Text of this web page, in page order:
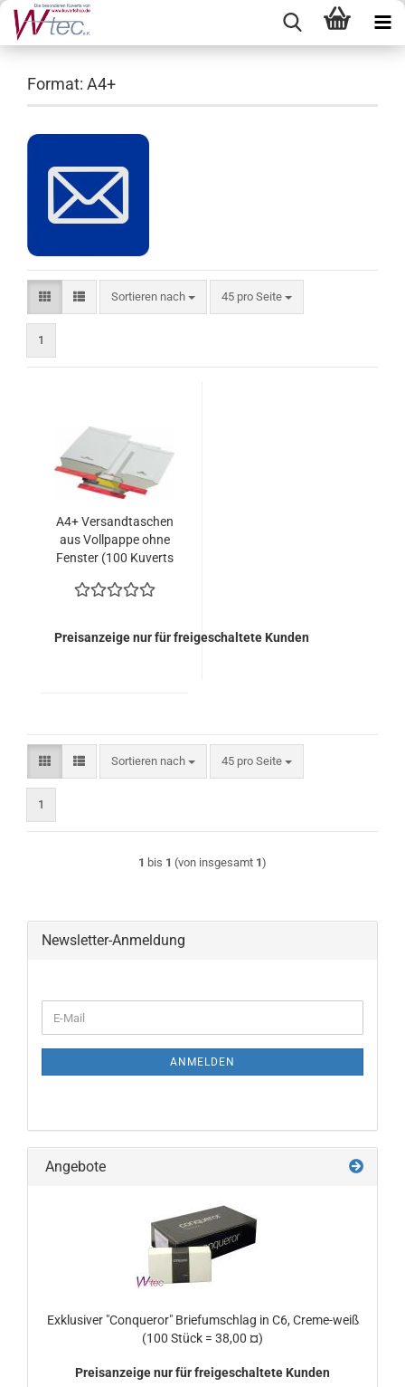
Format: A4+
Sortieren nach
Sortieren nach 45 pro Seite
pro Seite
1
A4+ Versandtaschen
aus Vollpappe ohne
Fenster (100 Kuverts
Preisanzeige nur für freigeschaltete Kunden
Sortieren nach
Sortieren nach 45 pro Seite
pro Seite
1
1 bis 1 (von insgesamt 1)
Newsletter-Anmeldung
ZUR
E-
Mail
ANMELDEN
Angebote
Exklusiver "Conqueror" Briefumschlag in C6, Creme-weiß
(100 Stück = 38,00 ¤)
Preisanzeige nur für freigeschaltete Kunden